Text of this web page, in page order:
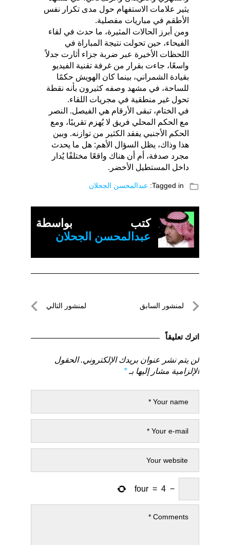
يثير علامات الاستفهام حول مدى تكرار نفس
الأطقم في مباريات مفصلية.
ومن أبرز الحالات المثيرة، ما حدث في لقاء
الفيحاء، حين تحولت نتيجة المباراة في
اللحظات الأخيرة عبر ضربة جزاء أثارت جدلاً
واسعًا، جاءت بقرار من غرفة تقنية الفيديو
بقيادة الشمراني، بينما كان الهويش حكمًا
للساحة، في مشهد وصفه كثيرون بأنه نقطة
تحول غير منطقية في مجريات اللقاء.
في الختام، تبقى الأرقام هي الفيصل. النصر
مع الحكم المحلي فريق لا يُهزم تقريبًا، ومع
الحكم الأجنبي يفقد الكثير من توازنه. وبين
هذا وذاك، يظل السؤال الأهم: هل ما يحدث
مجرد صدفة، أم أن هناك واقعًا مختلفًا يُدار
داخل المستطيل الأخضر.
folder_open
Tagged in: عبدالمحسن الجحلان
كتب بواسطة
عبدالمحسن الجحلان
تصفّحلمنشور السابق
السابق
لمنشور التالي
اترك تعليقاً
لن يتم نشر عنوان بريدك الإلكتروني. الحقول
الإلزامية مشار إليها بـ*
−
4
=
four